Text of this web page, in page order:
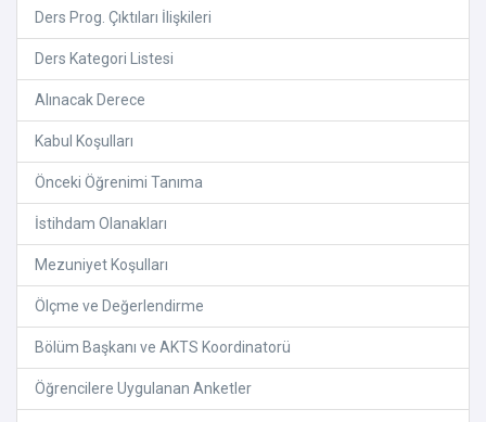
Ders Prog. Çıktıları İlişkileri
Ders Kategori Listesi
Alınacak Derece
Kabul Koşulları
Önceki Öğrenimi Tanıma
İstihdam Olanakları
Mezuniyet Koşulları
Ölçme ve Değerlendirme
Bölüm Başkanı ve AKTS Koordinatorü
Öğrencilere Uygulanan Anketler